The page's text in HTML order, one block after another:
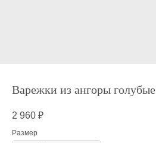
Варежки из ангоры голубые
2 960 ₽
Размер